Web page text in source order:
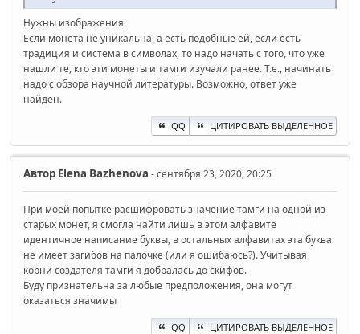
Нужны изображения.
Если монета не уникальна, а есть подобные ей, если есть
традиция и система в символах, то надо начать с того, что уже
нашли те, кто эти монеты и тамги изучали ранее. Т.е., начинать
надо с обзора научной литературы. Возможно, ответ уже
найден.
QQ ЦИТИРОВАТЬ ВЫДЕЛЕННОЕ
Автор Elena Bazhenova - сентября 23, 2020, 20:25
При моей попытке расшифровать значение тамги на одной из
старых монет, я смогла найти лишь в этом алфавите
идентичное написание буквы, в остальных алфавитах эта буква
не имеет загибов на палочке (или я ошибаюсь?). Учитывая
корни создателя тамги я добралась до скифов.
Буду признательна за любые предположения, она могут
оказаться значимы
QQ ЦИТИРОВАТЬ ВЫДЕЛЕННОЕ